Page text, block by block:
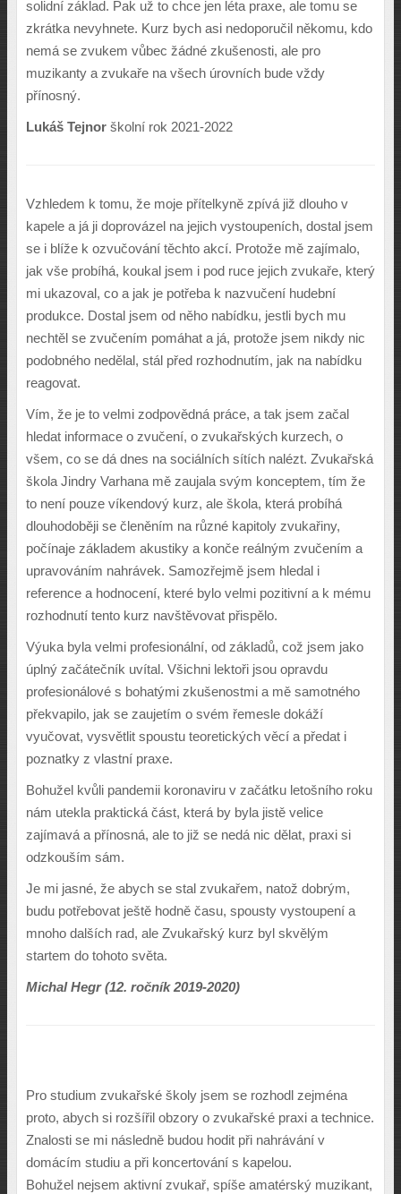
solidní základ. Pak už to chce jen léta praxe, ale tomu se
zkrátka nevyhnete. Kurz bych asi nedoporučil někomu, kdo
nemá se zvukem vůbec žádné zkušenosti, ale pro
muzikanty a zvukaře na všech úrovních bude vždy
přínosný.
Lukáš Tejnor školní rok 2021-2022
Vzhledem k tomu, že moje přítelkyně zpívá již dlouho v
kapele a já ji doprovázel na jejich vystoupeních, dostal jsem
se i blíže k ozvučování těchto akcí. Protože mě zajímalo,
jak vše probíhá, koukal jsem i pod ruce jejich zvukaře, který
mi ukazoval, co a jak je potřeba k nazvučení hudební
produkce. Dostal jsem od něho nabídku, jestli bych mu
nechtěl se zvučením pomáhat a já, protože jsem nikdy nic
podobného nedělal, stál před rozhodnutím, jak na nabídku
reagovat.
Vím, že je to velmi zodpovědná práce, a tak jsem začal
hledat informace o zvučení, o zvukařských kurzech, o
všem, co se dá dnes na sociálních sítích nalézt. Zvukařská
škola Jindry Varhana mě zaujala svým konceptem, tím že
to není pouze víkendový kurz, ale škola, která probíhá
dlouhodoběji se členěním na různé kapitoly zvukařiny,
počínaje základem akustiky a konče reálným zvučením a
upravováním nahrávek. Samozřejmě jsem hledal i
reference a hodnocení, které bylo velmi pozitivní a k mému
rozhodnutí tento kurz navštěvovat přispělo.
Výuka byla velmi profesionální, od základů, což jsem jako
úplný začátečník uvítal. Všichni lektoři jsou opravdu
profesionálové s bohatými zkušenostmi a mě samotného
překvapilo, jak se zaujetím o svém řemesle dokáží
vyučovat, vysvětlit spoustu teoretických věcí a předat i
poznatky z vlastní praxe.
Bohužel kvůli pandemii koronaviru v začátku letošního roku
nám utekla praktická část, která by byla jistě velice
zajímavá a přínosná, ale to již se nedá nic dělat, praxi si
odzkouším sám.
Je mi jasné, že abych se stal zvukařem, natož dobrým,
budu potřebovat ještě hodně času, spousty vystoupení a
mnoho dalších rad, ale Zvukařský kurz byl skvělým
startem do tohoto světa.
Michal Hegr (12. ročník 2019-2020)
Pro studium zvukařské školy jsem se rozhodl zejména
proto, abych si rozšířil obzory o zvukařské praxi a technice.
Znalosti se mi následně budou hodit při nahrávání v
domácím studiu a při koncertování s kapelou.
Bohužel nejsem aktivní zvukař, spíše amatérský muzikant,